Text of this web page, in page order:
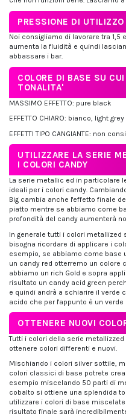
PRESSIONE DI UTILIZZO
Noi consigliamo di lavorare tra 1,5
aumenta la fluidità e quindi
abbassare i bar.
COLORE DI BASE SU
TONALITA'
MASSIMO EFFETTO: pure black
EFFETTO CHIARO: bianco, light grey
EFFETTI TIPO CANGIANTE: non
UTILIZZARE LA SERIE
I COLORI CANDY
La serie metallic ed in particolare
ideali per i colori candy.
Big cambia anche l'effetto finale
piatto mentre se abbiamo come
profondità del candy aumenterà
In generale tutti i colori metallized
bisogna ricordare di applicare i
esempio, se abbiamo come base
un candy red otterremo un colore
abbiamo un rich Gold e sopra
risultato un candy acid green
e quindi andrà a schiarire il verde
acido che per l'appunto è un
OTTENERE NUOVI
Tutti i colori della serie
ottenere colori differenti e nuovi.
Mischiando i colori silver sottile,
colori classici di base potrete
esempio miscelando 50 parti di
cobalto si ottiene una splendida
utilizzare i colori di base
risultato finale sarà